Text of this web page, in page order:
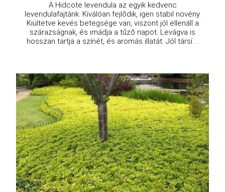
A Hidcote levendula az egyik kedvenc
levendulafajtánk. Kiválóan fejlődik, igen stabil növény.
Kiültetve kevés betegsége van, viszont jól ellenáll a
szárazságnak, és imádja a tűző napot. Levágva is
hosszan tartja a színét, és aromás illatát. Jól társí ...